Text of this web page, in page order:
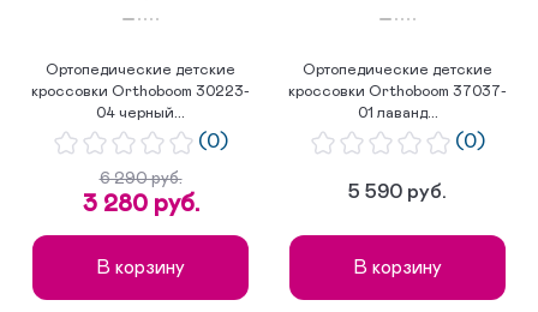
Ортопедические детские
кроссовки Orthoboom 30223-
04 черный...
(0)
6 290 руб.
3 280 руб.
В корзину
Ортопедические детские
кроссовки Orthoboom 37037-
01 лаванд...
(0)
5 590 руб.
В корзину